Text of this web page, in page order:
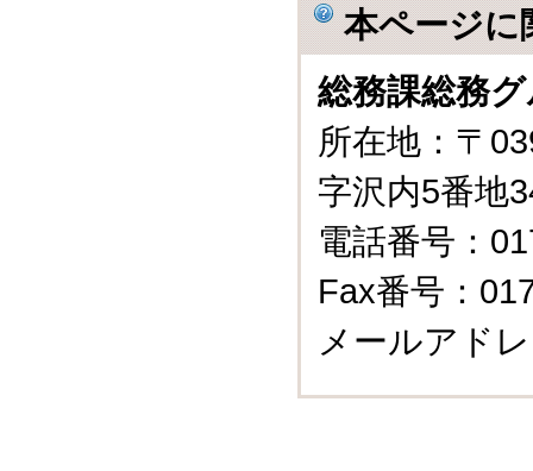
本ページに
総務課総務
所在地：〒
字沢内5番
電話番号：
Fax番号：
メールアド